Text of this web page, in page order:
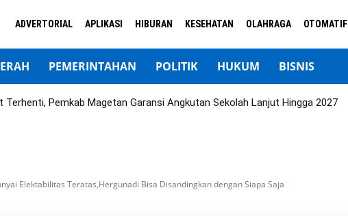
ADVERTORIAL APLIKASI HIBURAN KESEHATAN OLAHRAGA OTOMATIF
PEMERINTAHAN POLITIK HUKUM BISNIS
Terhenti, Pemkab Magetan Garansi Angkutan Sekolah Lanjut Hingga 2027
Elektabilitas Teratas,Hergunadi Bisa Disandingkan dengan Siapa Saja